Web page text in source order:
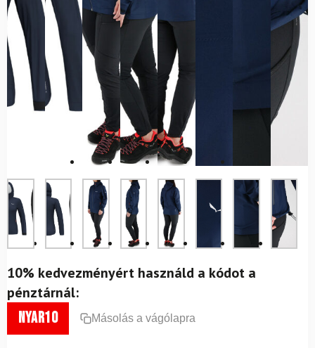
10% kedvezményért használd a kódot a
pénztárnál:
nyar10 Másolás a vágólapra